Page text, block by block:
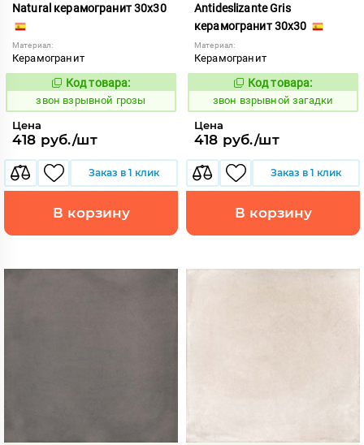
Natural керамогранит 30x30
Материал:
Керамогранит
454894
Код товара:
звон взрывной грозы
Цена
418 руб./шт
Заказ в 1 клик
В корзину
Antideslizante Gris
керамогранит 30x30
Материал:
Керамогранит
454902
Код товара:
звон взрывной загадки
Цена
418 руб./шт
Заказ в 1 клик
В корзину